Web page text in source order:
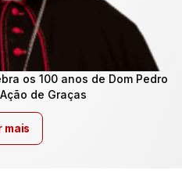
os 100 anos de Dom Pedro
de Graças
mais